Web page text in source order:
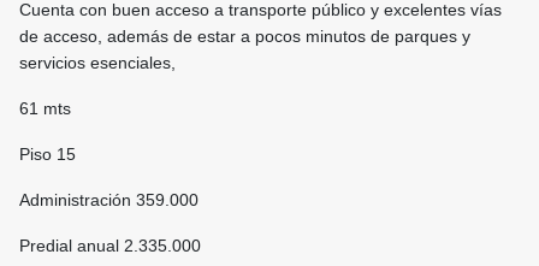
Cuenta con buen acceso a transporte público y excelentes vías
de acceso, además de estar a pocos minutos de parques y
servicios esenciales,
61 mts
Piso 15
Administración 359.000
Predial anual 2.335.000